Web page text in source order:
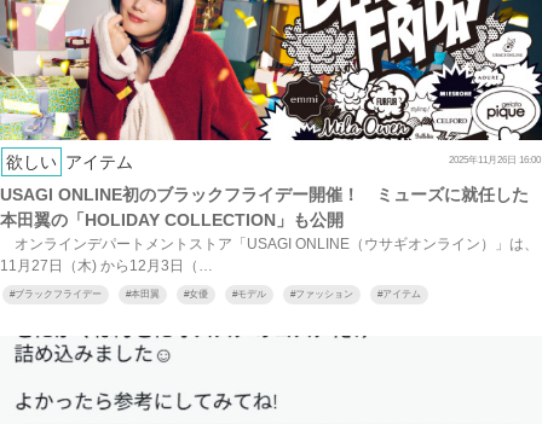
欲しい アイテム 2025年11月26日 16:00
USAGI ONLINE初のブラックフライデー開催！ ミューズに就任した
本田翼の「HOLIDAY COLLECTION」も公開
オンラインデパートメントストア「USAGI ONLINE（ウサギオンライン）」は、
11月27日（木) から12月3日（…
#ブラックフライデー #本田翼 #女優 #モデル #ファッション #アイテム